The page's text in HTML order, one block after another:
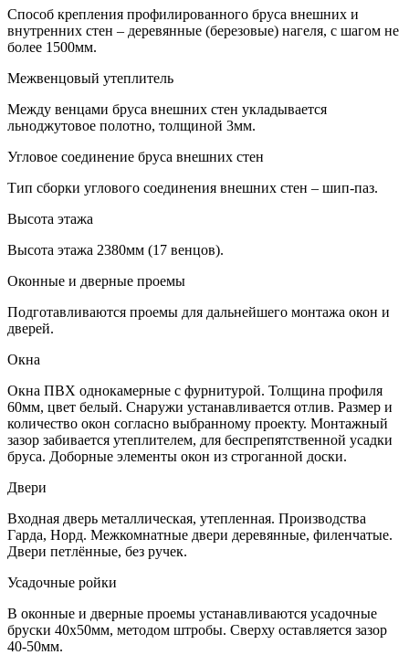
Способ крепления профилированного бруса внешних и
внутренних стен – деревянные (березовые) нагеля, с шагом не
более 1500мм.
Межвенцовый утеплитель
Между венцами бруса внешних стен укладывается
льноджутовое полотно, толщиной 3мм.
Угловое соединение бруса внешних стен
Тип сборки углового соединения внешних стен – шип-паз.
Высота этажа
Высота этажа 2380мм (17 венцов).
Оконные и дверные проемы
Подготавливаются проемы для дальнейшего монтажа окон и
дверей.
Окна
Окна ПВХ однокамерные с фурнитурой. Толщина профиля
60мм, цвет белый. Снаружи устанавливается отлив. Размер и
количество окон согласно выбранному проекту. Монтажный
зазор забивается утеплителем, для беспрепятственной усадки
бруса. Доборные элементы окон из строганной доски.
Двери
Входная дверь металлическая, утепленная. Производства
Гарда, Норд. Межкомнатные двери деревянные, филенчатые.
Двери петлённые, без ручек.
Усадочные ройки
В оконные и дверные проемы устанавливаются усадочные
бруски 40х50мм, методом штробы. Сверху оставляется зазор
40-50мм.